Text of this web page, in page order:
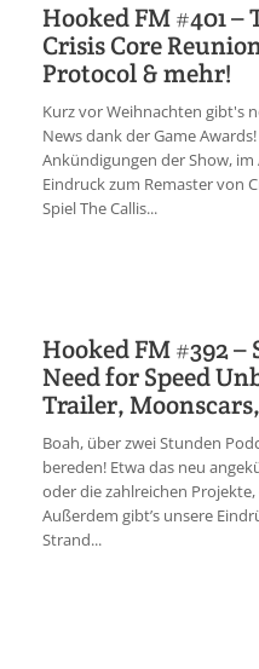
Hooked FM #401 –
Crisis Core
Protocol & mehr!
Kurz vor Weihnachten gibt's
News dank der Game
Ankündigungen der Show,
Eindruck zum Remaster von
Spiel The Callis...
Hooked FM #392
Need for Speed
Trailer,
Boah, über zwei Stunden
bereden! Etwa das neu
oder die zahlreichen
Außerdem gibt’s unsere
Strand...